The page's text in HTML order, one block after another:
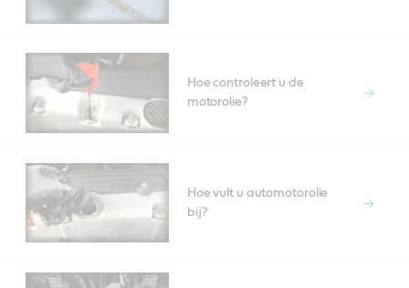
Hoe controleert u de
motorolie?
Hoe vult u automotorolie
bij?